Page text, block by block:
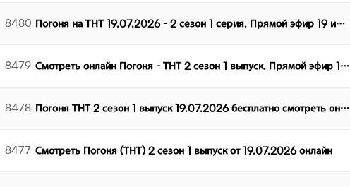
8480 Погоня на ТНТ 19.07.2026 - 2 сезон 1 серия. Прямой эфир 19 и…
8479 Смотреть онлайн Погоня - ТНТ 2 сезон 1 выпуск. Прямой эфир 1…
8478 Погоня ТНТ 2 сезон 1 выпуск 19.07.2026 бесплатно смотреть он…
8477 Смотреть Погоня (ТНТ) 2 сезон 1 выпуск от 19.07.2026 онлайн